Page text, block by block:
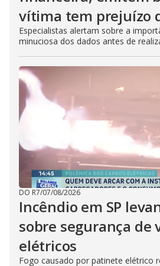
vítima tem prejuízo
Especialistas alertam sobre a
minuciosa dos dados antes de
DO R7/07/08/2026
Incêndio em SP
sobre segurança de
elétricos
Fogo causado por patinete elétrico